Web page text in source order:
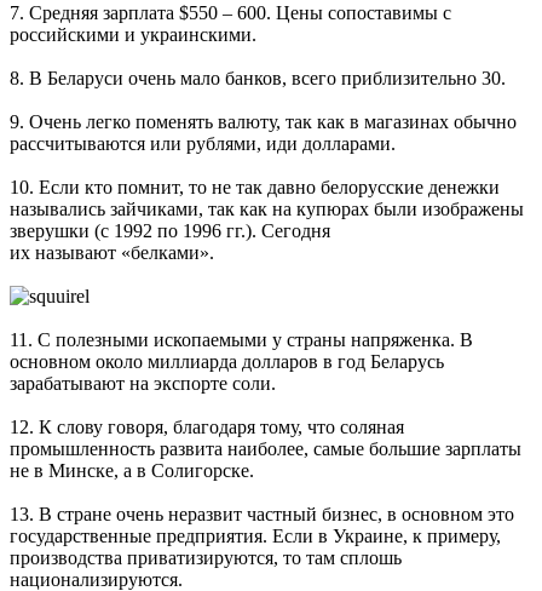
7. Средняя зарплата $550 – 600. Цены сопоставимы с
российскими и украинскими.
8. В Беларуси очень мало банков, всего приблизительно 30.
9. Очень легко поменять валюту, так как в магазинах обычно
рассчитываются или рублями, иди долларами.
10. Если кто помнит, то не так давно белорусские денежки
назывались зайчиками, так как на купюрах были изображены
зверушки (с 1992 по 1996 гг.). Сегодня
их называют «белками».
11. С полезными ископаемыми у страны напряженка. В
основном около миллиарда долларов в год Беларусь
зарабатывают на экспорте соли.
12. К слову говоря, благодаря тому, что соляная
промышленность развита наиболее, самые большие зарплаты
не в Минске, а в Солигорске.
13. В стране очень неразвит частный бизнес, в основном это
государственные предприятия. Если в Украине, к примеру,
производства приватизируются, то там сплошь
национализируются.